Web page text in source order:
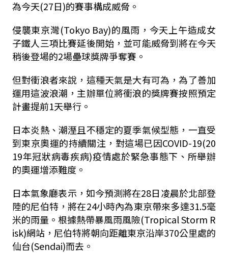
為今天(27日)的賽事構成威脅。
侵襲東京灣(Tokyo Bay)的風雨，今天上午造成女
子鐵人三項比賽延後開始，並可能威脅到將在今天
稍後登場的2場壘球獎牌爭奪賽。
但對衝浪者來說，這種天氣是大有可為，為了善加
運用這波浪潮，主辦單位將衝浪的獎牌賽按照預定
計畫提前1天舉行。
日本炎熱、潮溼且不穩定的夏季氣候型態，一直受
到東京奧運的持續關注，對這場已因COVID-19(20
19年冠狀病毒疾病)疫情處於緊急事態下、所舉辦
的奧運增添難度。
日本氣象廳表示，如今預測將在28日凌晨於北部登
陸的尼伯特，將在24小時內為東京帶來多達31.5毫
米的雨量。根據熱帶暴風雨風險(Tropical Storm R
isk)網站，尼伯特將朝向距離東京沿岸370公里處的
仙台(Sendai)而去。